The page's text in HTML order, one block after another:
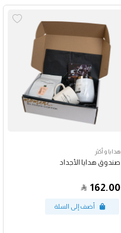
هدايا و أكثر
صندوق هدايا الأجداد
162.00